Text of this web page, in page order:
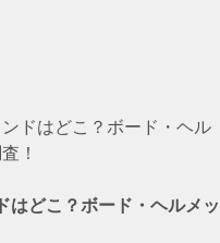
ドはどこ？ボード・ヘル
！
はどこ？ボード・ヘルメッ